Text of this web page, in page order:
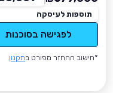
תוספות לעיסקה
לפגישה בסוכנות
*חישוב ההחזר מפורט בתקנון